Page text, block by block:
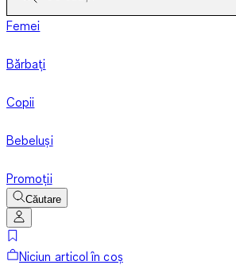
Femei
Bărbați
Copii
Bebeluși
Promoții
Căutare
Niciun articol în coș